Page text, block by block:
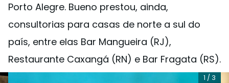
Porto Alegre. Bueno prestou, ainda,
consultorias para casas de norte a sul do
país, entre elas Bar Mangueira (RJ),
Restaurante Caxangá (RN) e Bar Fragata (RS).
1 / 3